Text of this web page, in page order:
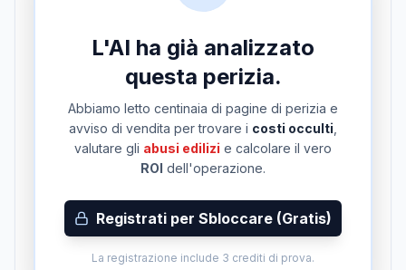
L'AI ha già analizzato
questa perizia.
Abbiamo letto centinaia di pagine di perizia e
avviso di vendita per trovare i costi occulti
valutare gli abusi edilizi e calcolare il vero
ROI dell'operazione.
Registrati per Sbloccare (Gratis)
La registrazione include 3 crediti di prova.